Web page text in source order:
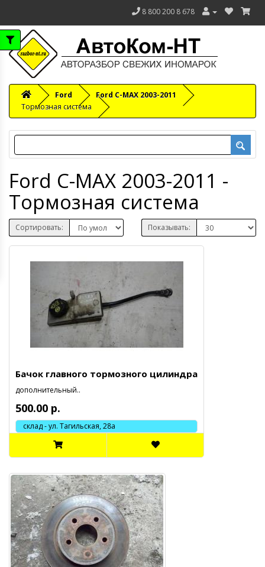
8 800 200 8 678
Ford
Ford C-MAX 2003-2011
Тормозная система
Ford C-MAX 2003-2011 -
Тормозная система
Сортировать: Показывать:
Бачок главного тормозного цилиндра
дополнительный..
500.00 р.
склад - ул. Тагильская, 28а